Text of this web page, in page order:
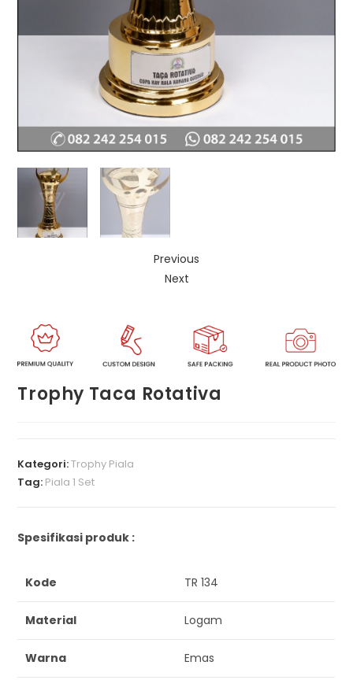
Previous
Next
Trophy Taca Rotativa
Kategori:Trophy Piala
Tag: Piala 1 Set
Spesifikasi produk :
Kode TR 134
Material Logam
Warna Emas